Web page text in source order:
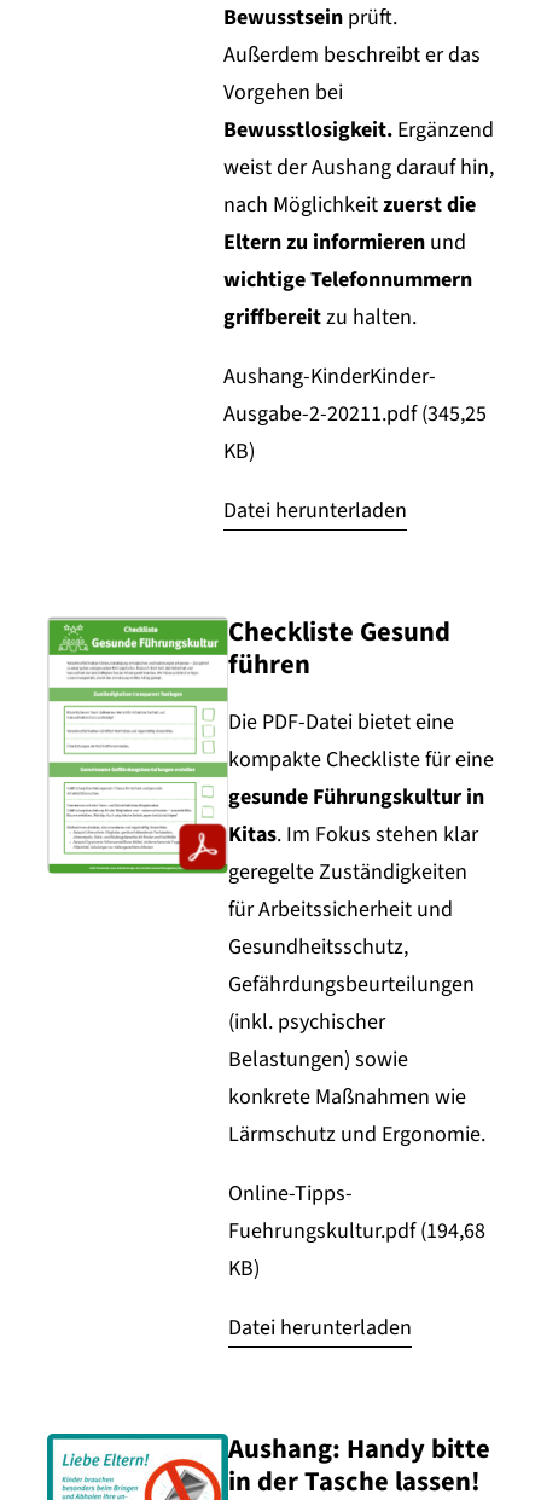
Bewusstsein prüft.
Außerdem beschreibt er das
Vorgehen bei
Bewusstlosigkeit. Ergänzend
weist der Aushang darauf hin,
nach Möglichkeitzuerst die
Eltern zu informieren und
wichtige Telefonnummern
griffbereitzu halten.
Aushang-KinderKinder-
Ausgabe-2-20211.pdf (345,25
KB)
Datei herunterladen
Checkliste Gesund
führen
Die PDF-Datei bietet eine
kompakte Checkliste für eine
gesunde Führungskultur in
Kitas. Im Fokus stehen klar
geregelte Zuständigkeiten
für Arbeitssicherheit und
Gesundheitsschutz,
Gefährdungsbeurteilungen
(inkl. psychischer
Belastungen) sowie
konkrete Maßnahmen wie
Lärmschutz und Ergonomie.
Online-Tipps-
Fuehrungskultur.pdf (194,68
KB)
Datei herunterladen
Aushang: Handy bitte
in der Tasche lassen!